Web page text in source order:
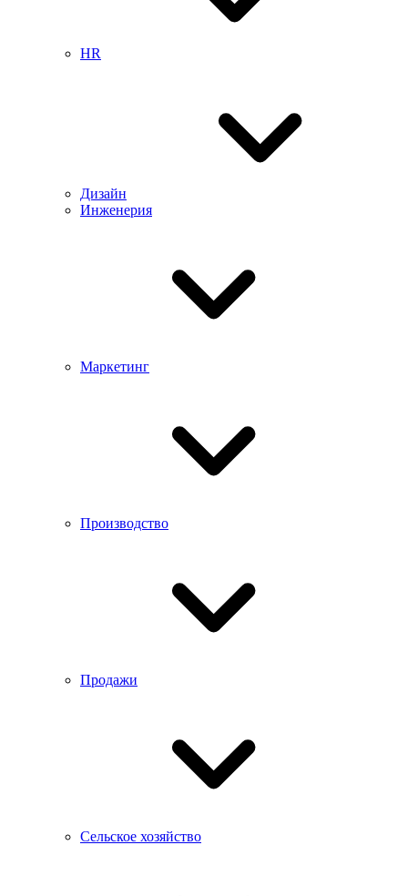
HR
Дизайн
Инженерия
Маркетинг
Производство
Продажи
Сельское хозяйство